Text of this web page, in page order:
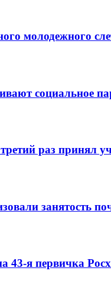
молодежного
социальное
раз принял
занятость
43-я первичка